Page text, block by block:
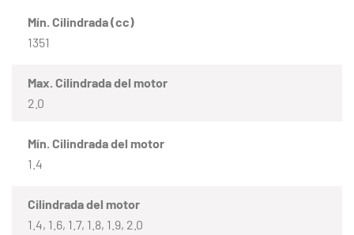
Mín. Cilindrada (cc)
1351
Max. Cilindrada del motor
2.0
Mín. Cilindrada del motor
1.4
Cilindrada del motor
1.4, 1.6, 1.7, 1.8, 1.9, 2.0